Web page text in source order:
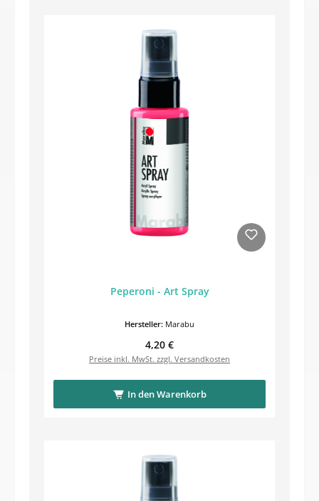
Peperoni - Art Spray
Hersteller: Marabu
Regulärer Preis:
4,20 €
Preise inkl. MwSt. zzgl. Versandkosten
In den Warenkorb